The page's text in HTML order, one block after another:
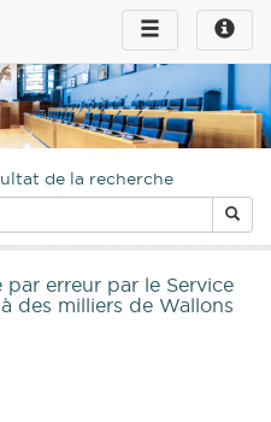
Toggle
infos
Toggle
navigation
de la recherche
par erreur par le Service
des milliers de Wallons